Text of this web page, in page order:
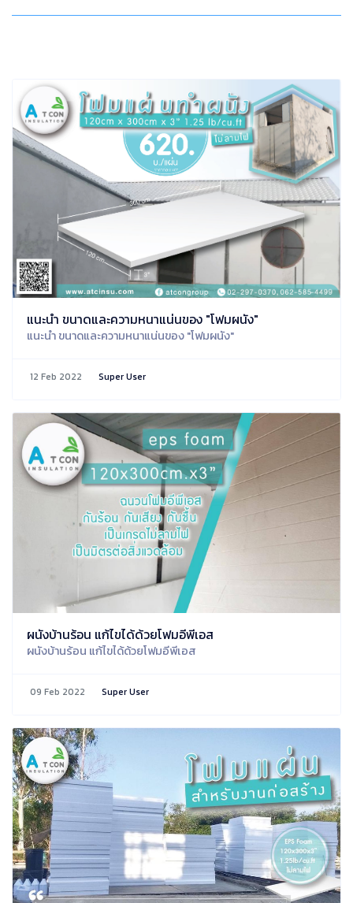
แนะนำ ขนาดและความหนาแน่นของ "โฟมผนัง"
แนะนำ ขนาดและความหนาแน่นของ "โฟมผนัง"
12 Feb 2022 Super User
ผนังบ้านร้อน แก้ไขได้ด้วยโฟมอีพีเอส
ผนังบ้านร้อน แก้ไขได้ด้วยโฟมอีพีเอส
09 Feb 2022 Super User